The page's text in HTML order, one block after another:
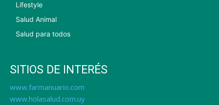
Lifestyle
Salud Animal
Salud para todos
SITIOS DE INTERÉS
www.farmanuario.com
www.holasalud.com.uy